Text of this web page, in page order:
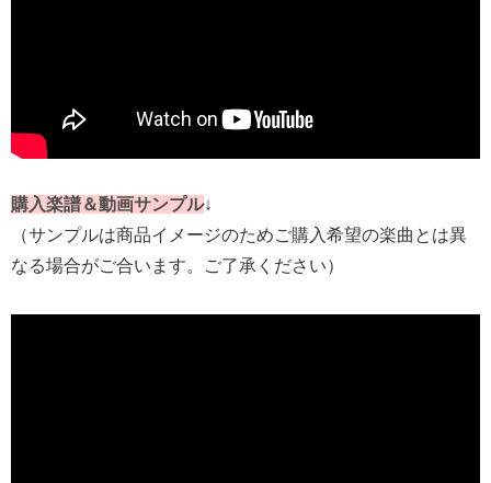
購入楽譜＆動画サンプル↓
（サンプルは商品イメージのためご購入希望の楽曲とは異
なる場合がご合います。ご了承ください）